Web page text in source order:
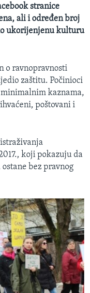
stranice
ali i određen broj
ukorijenjenu kulturu
o ravnopravnosti
zaštitu. Počinioci
kaznama,
poštovani i
koji pokazuju da
bez pravnog